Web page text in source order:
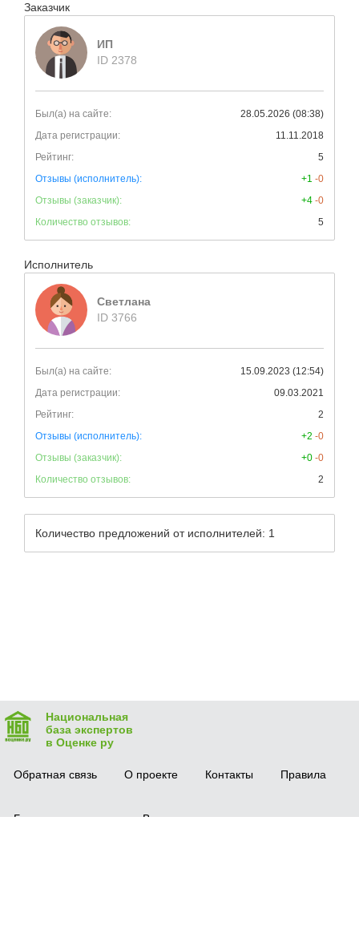
Заказчик
ИП
ID 2378
Был(а) на сайте:
28.05.2026 (08:38)
Дата регистрации:
11.11.2018
Рейтинг:
5
Отзывы (исполнитель):
+1 -0
Отзывы (заказчик):
+4 -0
Количество отзывов:
5
Исполнитель
Светлана
ID 3766
Был(а) на сайте:
15.09.2023 (12:54)
Дата регистрации:
09.03.2021
Рейтинг:
2
Отзывы (исполнитель):
+2 -0
Отзывы (заказчик):
+0 -0
Количество отзывов:
2
Количество предложений от исполнителей: 1
Национальная
база экспертов
в Оценке ру
Обратная связь О проекте Контакты Правила
Безопасная сделка Вопрос-ответ